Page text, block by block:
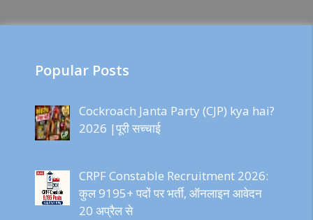
Popular Posts
Cockroach Janta Party (CJP) kya hai?
2026 |पूरी सच्चाई
CRPF Constable Recruitment 2026:
कुल 9195+ पदों पर भर्ती, ऑनलाइन आवेदन
20 अप्रैल से